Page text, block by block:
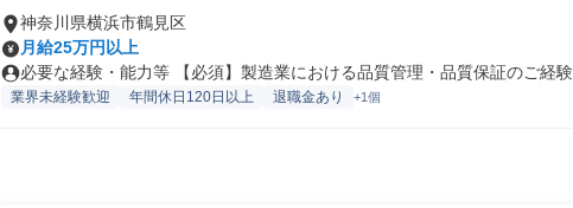
神奈川県横浜市鶴見区
月給25万円以上
必要な経験・能力等 【必須】製造業における品質管理・品質保証のご経験
業界未経験歓迎 年間休日120日以上 退職金あり +1個